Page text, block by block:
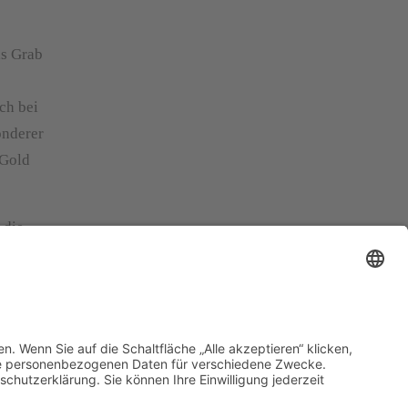
Grab
bei
die